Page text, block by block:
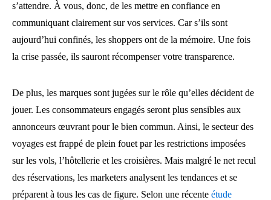
s’attendre. À vous, donc, de les mettre en confiance en
communiquant clairement sur vos services. Car s’ils sont
aujourd’hui confinés, les shoppers ont de la mémoire. Une fois
la crise passée, ils sauront récompenser votre transparence.
De plus, les marques sont jugées sur le rôle qu’elles décident de
jouer. Les consommateurs engagés seront plus sensibles aux
annonceurs œuvrant pour le bien commun. Ainsi, le secteur des
voyages est frappé de plein fouet par les restrictions imposées
sur les vols, l’hôtellerie et les croisières. Mais malgré le net recul
des réservations, les marketers analysent les tendances et se
préparent à tous les cas de figure. Selon une récente étude